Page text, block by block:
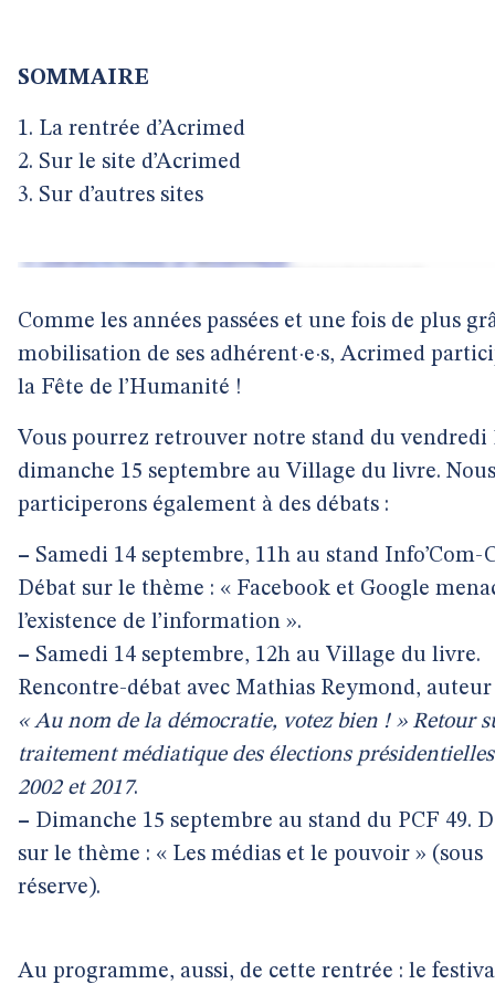
SOMMAIRE
1. La rentrée d’Acrimed
2. Sur le site d’Acrimed
3. Sur d’autres sites
Comme les années passées et une fois de plus
mobilisation de ses adhérent·e·s, Acrimed
la Fête de l’Humanité !
Vous pourrez retrouver notre stand du vendredi
dimanche 15 septembre au Village du livre. Nous
participerons également à des débats :
– Samedi 14 septembre, 11h au stand Info’Com-
Débat sur le thème : « Facebook et Google
l’existence de l’information ».
– Samedi 14 septembre, 12h au Village du livre.
Rencontre-débat avec Mathias Reymond, auteur
« Au nom de la démocratie, votez bien ! » Retour
traitement médiatique des élections
2002 et 2017.
– Dimanche 15 septembre au stand du PCF 49.
sur le thème : « Les médias et le pouvoir » (sous
réserve).
Au programme, aussi, de cette rentrée : le